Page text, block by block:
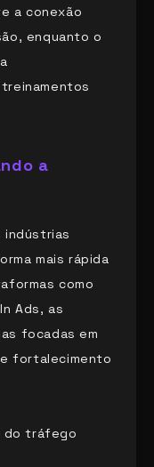
a conexão
enquanto o
a
indústrias
mais rápida
como
Ads, as
focadas em
fortalecimento
do tráfego